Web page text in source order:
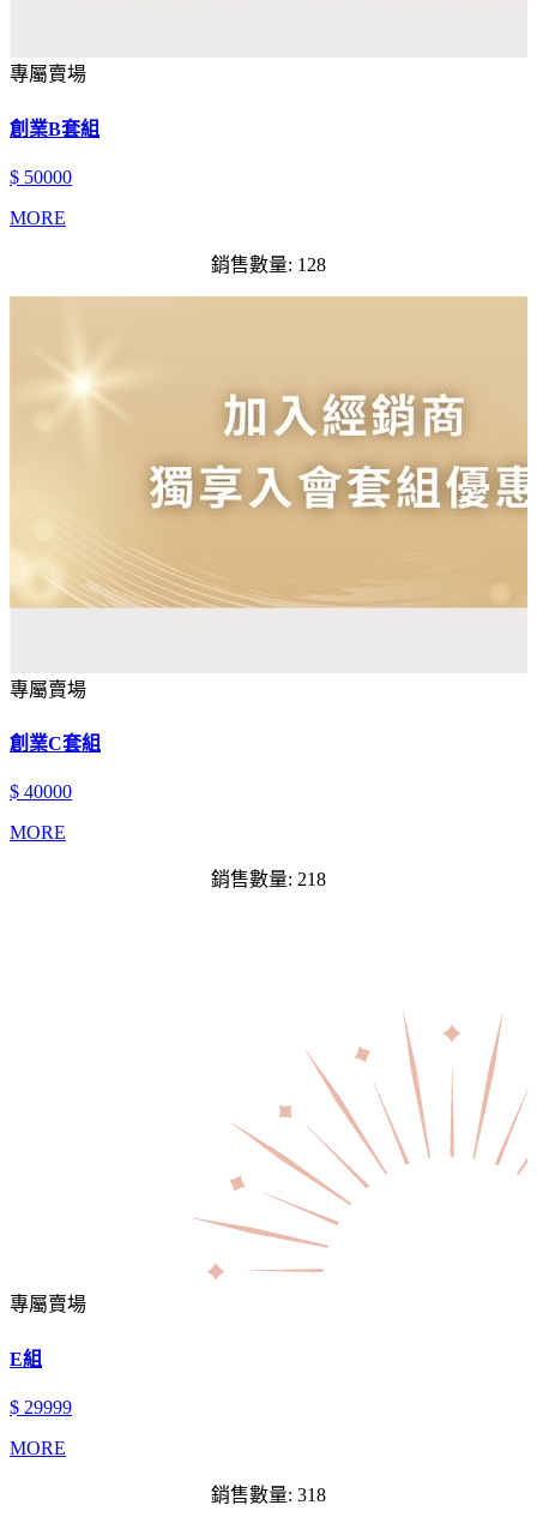
專屬賣場
創業B套組
$ 50000
MORE
銷售數量: 128
專屬賣場
創業C套組
$ 40000
MORE
銷售數量: 218
專屬賣場
E組
$ 29999
MORE
銷售數量: 318